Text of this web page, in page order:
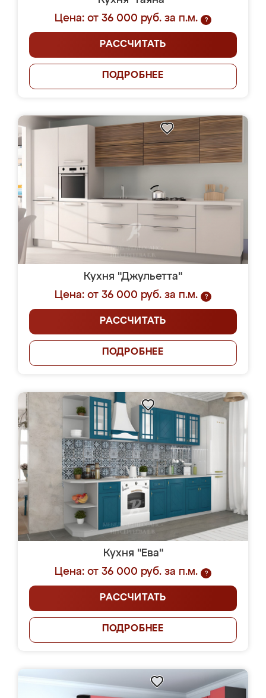
Цена: от 36 000 руб. за п.м.
?
РАССЧИТАТЬ
ПОДРОБНЕЕ
Кухня "Джульетта"
Цена: от 36 000 руб. за п.м.
?
РАССЧИТАТЬ
ПОДРОБНЕЕ
Кухня "Ева"
Цена: от 36 000 руб. за п.м.
?
РАССЧИТАТЬ
ПОДРОБНЕЕ